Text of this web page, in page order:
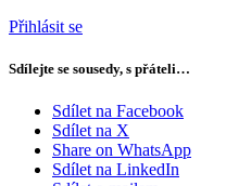
Přihlásit se
Sdílejte se sousedy, s přáteli…
Sdílet na Facebook
Sdílet na X
Share on WhatsApp
Sdílet na LinkedIn